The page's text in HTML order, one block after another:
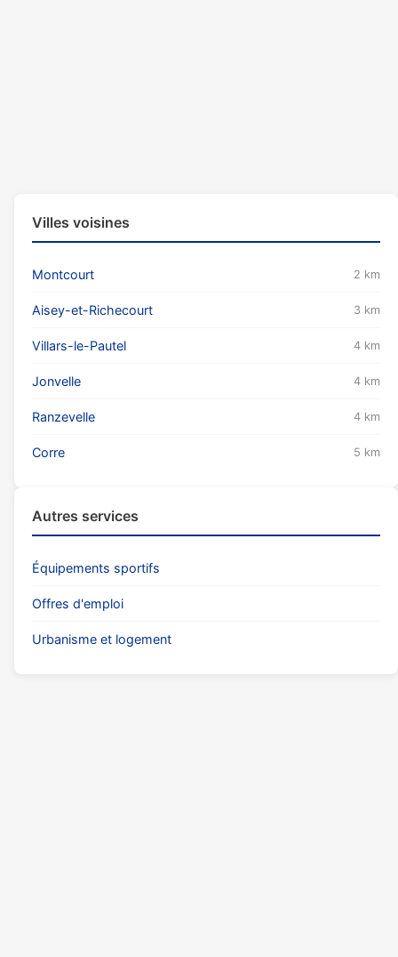
Villes voisines
Montcourt 2 km
Aisey-et-Richecourt 3 km
Villars-le-Pautel 4 km
Jonvelle 4 km
Ranzevelle 4 km
Corre 5 km
Autres services
Équipements sportifs
Offres d'emploi
Urbanisme et logement